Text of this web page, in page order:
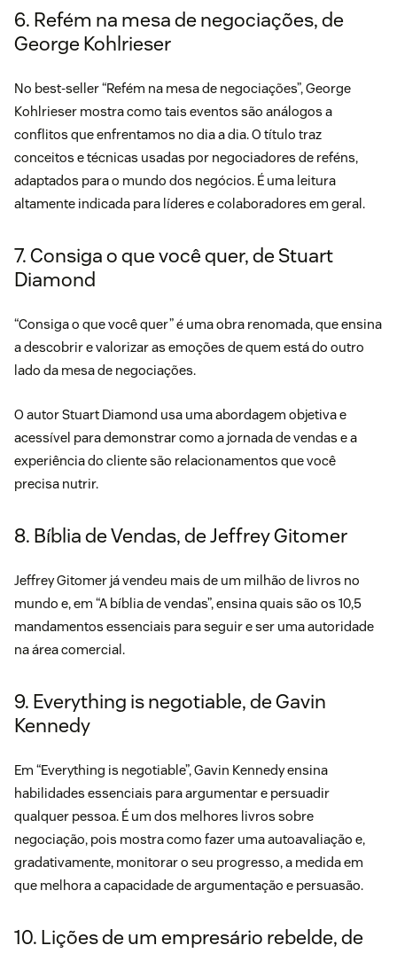
6. Refém na mesa de negociações, de
George Kohlrieser
No best-seller“Refém na mesa de negociações”, George
Kohlrieser mostra como tais eventos são análogos a
conflitos que enfrentamos no dia a dia. O título traz
conceitos e técnicas usadas por negociadores de reféns,
adaptados para o mundo dos negócios. É uma leitura
altamente indicada para líderes e colaboradores em geral.
7. Consiga o que você quer, de Stuart
Diamond
“Consiga o que você quer” é uma obra renomada, que ensina
a descobrir e valorizar as emoções de quem está do outro
lado da mesa de negociações.
O autor Stuart Diamond usa uma abordagem objetiva e
acessível para demonstrar como a jornada de vendas e a
experiência do cliente são relacionamentos que você
precisa nutrir.
8. Bíblia de Vendas, de Jeffrey Gitomer
Jeffrey Gitomer já vendeu mais de um milhão de livros no
mundo e, em “A bíblia de vendas”, ensina quais são os 10,5
mandamentos essenciais para seguir e ser uma autoridade
na área comercial.
9. Everything is negotiable, de Gavin
Kennedy
Em “Everything is negotiable”, Gavin Kennedy ensina
habilidades essenciais para argumentar e persuadir
qualquer pessoa. É um dos melhores livros sobre
negociação, pois mostra como fazer uma autoavaliação e,
gradativamente, monitorar o seu progresso, a medida em
que melhora a capacidade de argumentação e persuasão.
10. Lições de um empresário rebelde, de